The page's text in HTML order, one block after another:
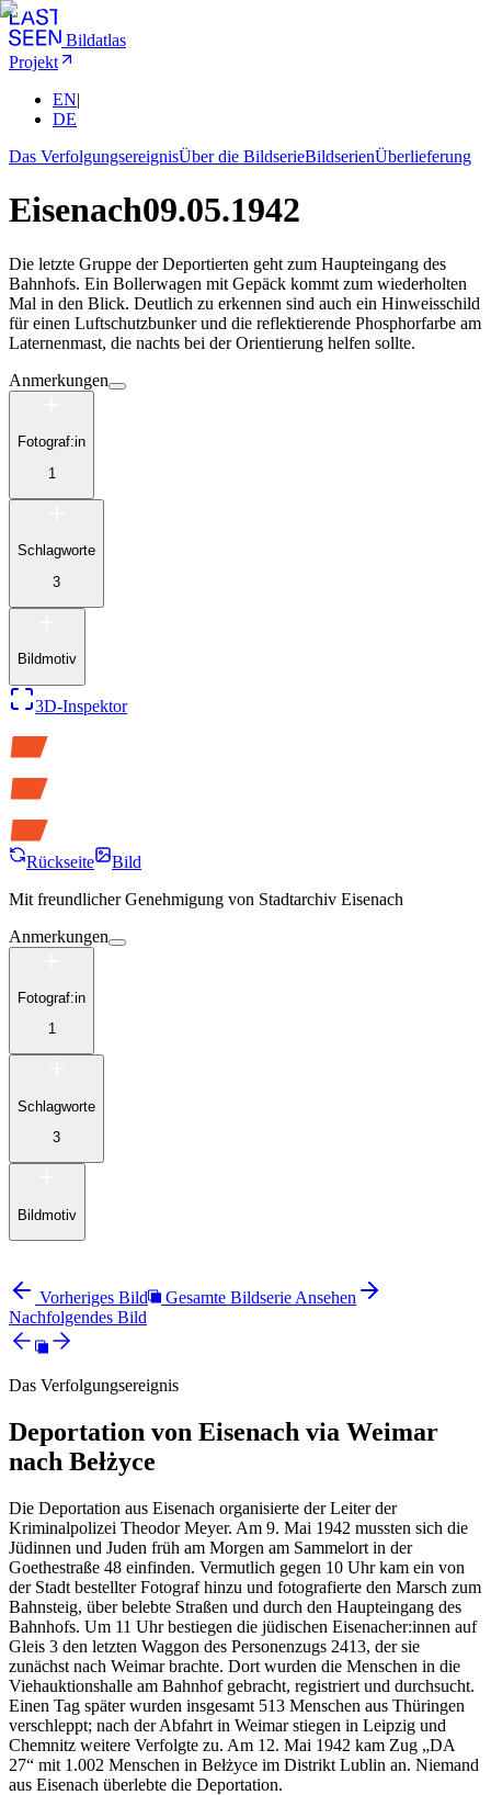
Bildatlas
Projekt
EN|
DE
Das VerfolgungsereignisÜber die BildserieBildserienÜberlieferung
Eisenach09.05.1942
Die letzte Gruppe der Deportierten geht zum Haupteingang des
Bahnhofs. Ein Bollerwagen mit Gepäck kommt zum wiederholten
Mal in den Blick. Deutlich zu erkennen sind auch ein Hinweisschild
für einen Luftschutzbunker und die reflektierende Phosphorfarbe am
Laternenmast, die nachts bei der Orientierung helfen sollte.
Anmerkungen
Fotograf:in
1
Schlagworte
3
Bildmotiv
3D-Inspektor
Rückseite
Bild
Mit freundlicher Genehmigung von Stadtarchiv Eisenach
Anmerkungen
Fotograf:in
1
Schlagworte
3
Bildmotiv
Vorheriges Bild
Gesamte Bildserie Ansehen
Nachfolgendes Bild
Das Verfolgungsereignis
Deportation von Eisenach via Weimar
nach Bełżyce
Die Deportation aus Eisenach organisierte der Leiter der
Kriminalpolizei Theodor Meyer. Am 9. Mai 1942 mussten sich die
Jüdinnen und Juden früh am Morgen am Sammelort in der
Goethestraße 48 einfinden. Vermutlich gegen 10 Uhr kam ein von
der Stadt bestellter Fotograf hinzu und fotografierte den Marsch zum
Bahnsteig, über belebte Straßen und durch den Haupteingang des
Bahnhofs. Um 11 Uhr bestiegen die jüdischen Eisenacher:innen auf
Gleis 3 den letzten Waggon des Personenzugs 2413, der sie
zunächst nach Weimar brachte. Dort wurden die Menschen in die
Viehauktionshalle am Bahnhof gebracht, registriert und durchsucht.
Einen Tag später wurden insgesamt 513 Menschen aus Thüringen
verschleppt; nach der Abfahrt in Weimar stiegen in Leipzig und
Chemnitz weitere Verfolgte zu. Am 12. Mai 1942 kam Zug „DA
27“ mit 1.002 Menschen in Bełżyce im Distrikt Lublin an. Niemand
aus Eisenach überlebte die Deportation.